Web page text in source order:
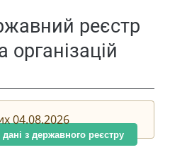
реєстр
організацій
04.08.2026
з державного реєстру